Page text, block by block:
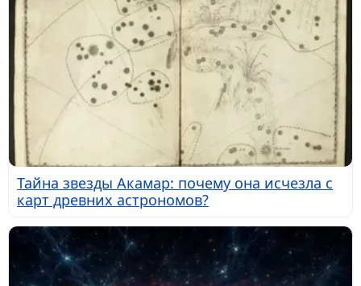
Тайна звезды Акамар: почему она исчезла с
карт древних астрономов?